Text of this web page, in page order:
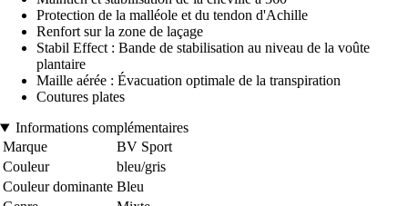
Protection de la malléole et du tendon d'Achille
Renfort sur la zone de laçage
Stabil Effect : Bande de stabilisation au niveau de la voûte
plantaire
Maille aérée : Évacuation optimale de la transpiration
Coutures plates
Informations complémentaires
Marque
BV Sport
Couleur
bleu/gris
Couleur dominante Bleu